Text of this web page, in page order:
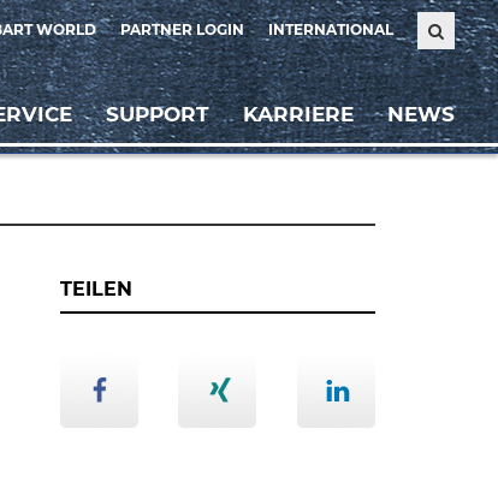
WORLD PARTNER LOGIN INTERNATIONAL
SUPPORT KARRIERE NEWS
TEILEN